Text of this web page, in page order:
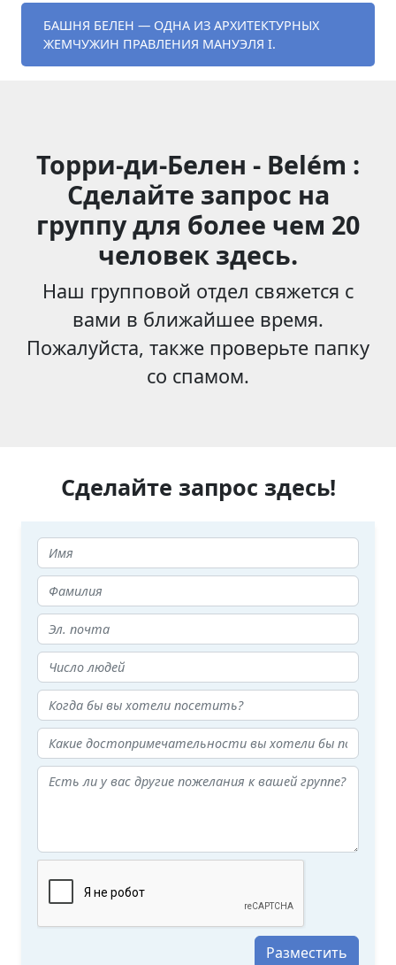
БАШНЯ БЕЛЕН — ОДНА ИЗ АРХИТЕКТУРНЫХ
ЖЕМЧУЖИН ПРАВЛЕНИЯ МАНУЭЛЯ I.
Торри-ди-Белен - Belém :
Сделайте запрос на
группу для более чем 20
человек здесь.
Наш групповой отдел свяжется с
вами в ближайшее время.
Пожалуйста, также проверьте папку
со спамом.
Сделайте запрос здесь!
Разместить